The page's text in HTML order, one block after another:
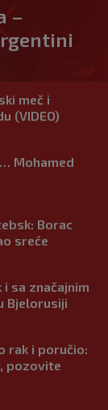
–
meč i
(VIDEO)
Mohamed
Borac
sreće
sa značajnim
Bjelorusiji
rak i poručio:
pozovite